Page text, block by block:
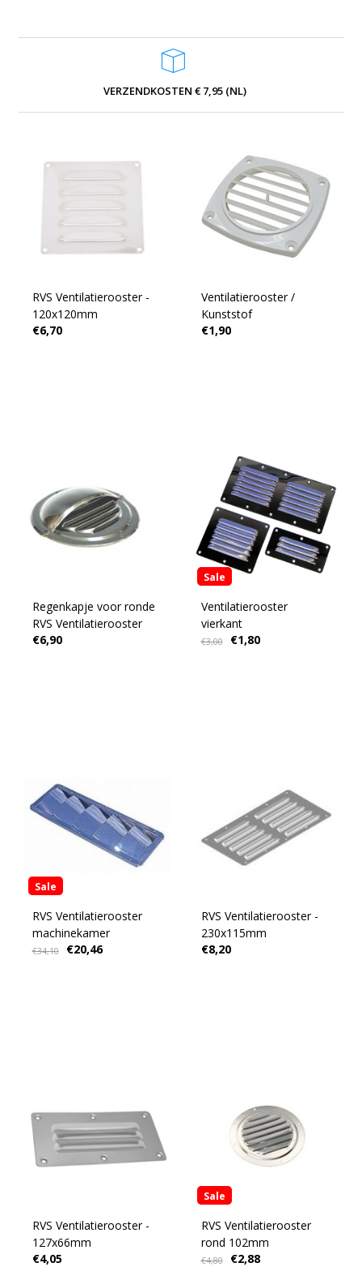
VERZENDKOSTEN € 7,95 (NL)
RVS Ventilatierooster -
120x120mm
€6,70
Ventilatierooster /
Kunststof
€1,90
Regenkapje voor ronde
RVS Ventilatierooster
€6,90
Sale
Ventilatierooster
vierkant
€3,00 €1,80
Sale
RVS Ventilatierooster
machinekamer
€34,10 €20,46
RVS Ventilatierooster -
230x115mm
€8,20
RVS Ventilatierooster -
127x66mm
€4,05
Sale
RVS Ventilatierooster
rond 102mm
€4,80 €2,88